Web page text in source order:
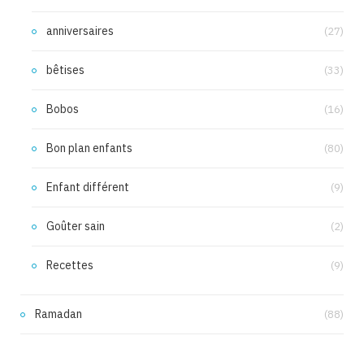
anniversaires (27)
bêtises (33)
Bobos (16)
Bon plan enfants (80)
Enfant différent (9)
Goûter sain (2)
Recettes (9)
Ramadan (88)